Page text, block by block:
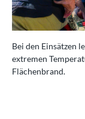
Bei den Einsätzen
extremen
Flächenbrand.